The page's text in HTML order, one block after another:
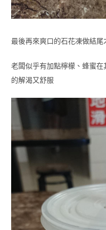
最後再來爽口的石花凍做結尾
老闆似乎有加點檸檬、蜂蜜
的解渴又舒服